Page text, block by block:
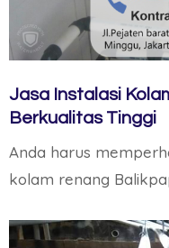
Jasa Instalasi
Berkualitas Tinggi
Anda harus
kolam renang